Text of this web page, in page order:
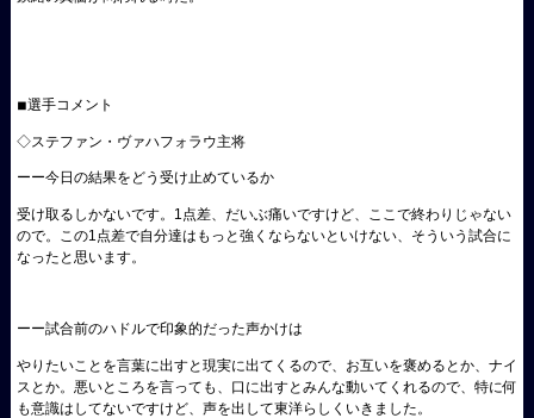
◾︎選手コメント
◇ステファン・ヴァハフォラウ主将
ーー今日の結果をどう受け止めているか
受け取るしかないです。1点差、だいぶ痛いですけど、ここで終わりじゃない
ので。この1点差で自分達はもっと強くならないといけない、そういう試合に
なったと思います。
ーー試合前のハドルで印象的だった声かけは
やりたいことを言葉に出すと現実に出てくるので、お互いを褒めるとか、ナイ
スとか。悪いところを言っても、口に出すとみんな動いてくれるので、特に何
も意識はしてないですけど、声を出して東洋らしくいきました。